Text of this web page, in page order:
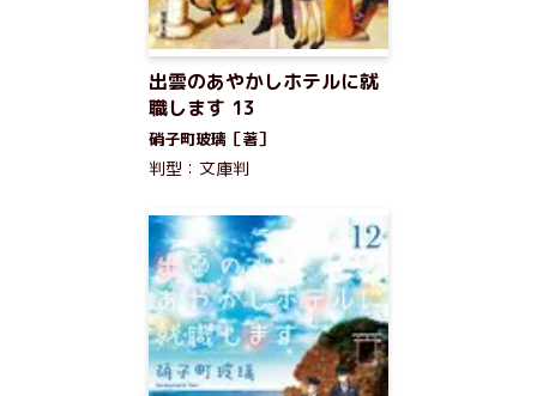
出雲のあやかしホテルに就
職します 13
硝子町玻璃［著］
判型：文庫判